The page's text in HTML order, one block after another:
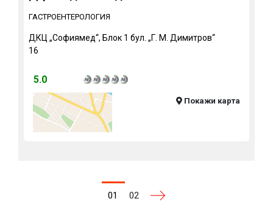
ГАСТРОЕНТЕРОЛОГИЯ
ДКЦ „Софиямед“, Блок 1 бул. „Г. М. Димитров“
16
5.0
Покажи карта
01 02